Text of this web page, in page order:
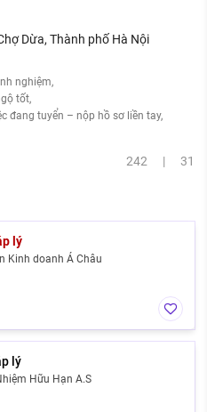
Dừa, Thành phố Hà Nội
nghiệm
tốt
đang tuyển – nộp hồ sơ liền tay
242 | 31
lý
Kinh doanh Á Châu
lý
Hữu Hạn A.S